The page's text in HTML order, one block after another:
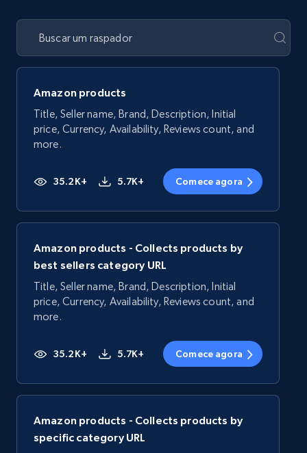
Amazon products
Title, Seller name, Brand, Description, Initial
price, Currency, Availability, Reviews count, and
more.
35.2K+ 5.7K+ Comece agora
Amazon products - Collects products by
best sellers category URL
Title, Seller name, Brand, Description, Initial
price, Currency, Availability, Reviews count, and
more.
35.2K+ 5.7K+ Comece agora
Amazon products - Collects products by
specific category URL